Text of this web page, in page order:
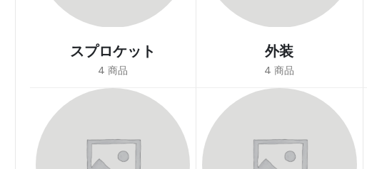
スプロケット
4 商品
外装
4 商品